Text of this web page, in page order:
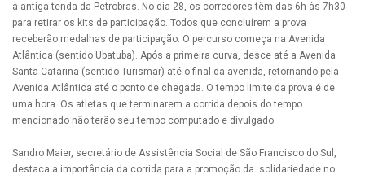
à antiga tenda da Petrobras. No dia 28, os corredores têm das 6h às 7h30
para retirar os kits de participação. Todos que concluírem a prova
receberão medalhas de participação. O percurso começa na Avenida
Atlântica (sentido Ubatuba). Após a primeira curva, desce até a Avenida
Santa Catarina (sentido Turismar) até o final da avenida, retornando pela
Avenida Atlântica até o ponto de chegada. O tempo limite da prova é de
uma hora. Os atletas que terminarem a corrida depois do tempo
mencionado não terão seu tempo computado e divulgado.
Sandro Maier, secretário de Assistência Social de São Francisco do Sul,
destaca a importância da corrida para a promoção da solidariedade no